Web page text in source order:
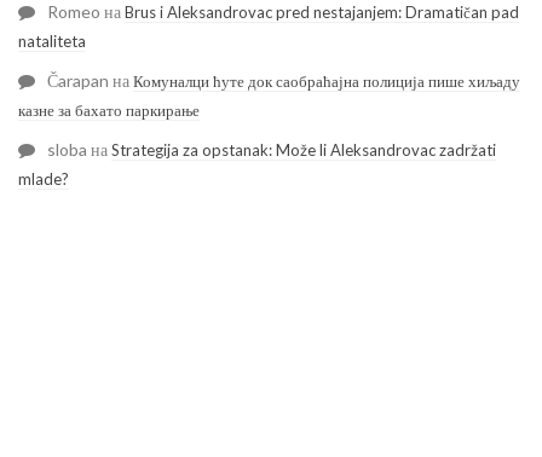
Romeo наBrus i Aleksandrovac pred nestajanjem: Dramatičan pad
nataliteta
Čarapan наКомуналци ћуте док саобраћајна полиција пише хиљаду
казне за бахато паркирање
sloba наStrategija za opstanak: Može li Aleksandrovac zadržati
mlade?